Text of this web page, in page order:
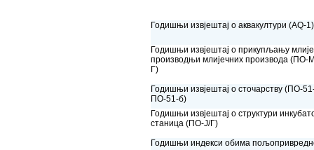
Годишњи извјештај о аквакултури (АQ-1)
Годишњи извјештај о прикупљању
производњи млијечних производа
Г)
Годишњи извјештај о сточарству (ПО-
ПО-51-б)
Годишњи извјештај о структури
станица (ПО-Ј/Г)
Годишњи индекси обима